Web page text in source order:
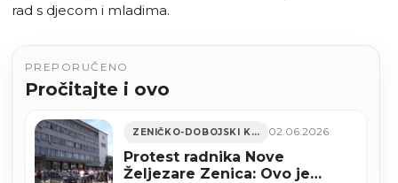
rad s djecom i mladima.
PREPORUČENO
Pročitajte i ovo
ZENIČKO-DOBOJSKI KANTON 02.06.2026
Protest radnika Nove
Željezare Zenica: Ovo je